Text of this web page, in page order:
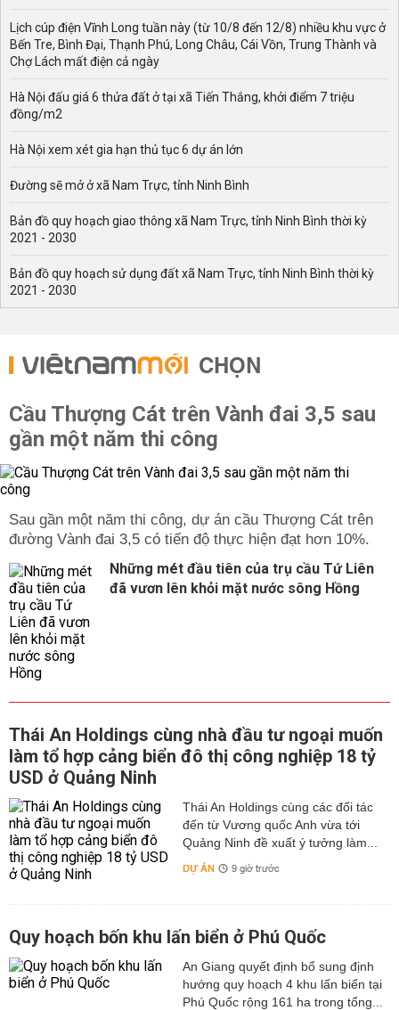
Lịch cúp điện Vĩnh Long tuần này (từ 10/8 đến 12/8) nhiều khu vực ở
Bến Tre, Bình Đại, Thạnh Phú, Long Châu, Cái Vồn, Trung Thành và
Chợ Lách mất điện cả ngày
Hà Nội đấu giá 6 thửa đất ở tại xã Tiến Thắng, khởi điểm 7 triệu
đồng/m2
Hà Nội xem xét gia hạn thủ tục 6 dự án lớn
Đường sẽ mở ở xã Nam Trực, tỉnh Ninh Bình
Bản đồ quy hoạch giao thông xã Nam Trực, tỉnh Ninh Bình thời kỳ
2021 - 2030
Bản đồ quy hoạch sử dụng đất xã Nam Trực, tỉnh Ninh Bình thời kỳ
2021 - 2030
CHỌN
Cầu Thượng Cát trên Vành đai 3,5 sau
gần một năm thi công
Sau gần một năm thi công, dự án cầu Thượng Cát trên
đường Vành đai 3,5 có tiến độ thực hiện đạt hơn 10%.
Những mét đầu tiên của trụ cầu Tứ Liên
đã vươn lên khỏi mặt nước sông Hồng
Thái An Holdings cùng nhà đầu tư ngoại muốn
làm tổ hợp cảng biển đô thị công nghiệp 18 tỷ
USD ở Quảng Ninh
Thái An Holdings cùng các đối tác
đến từ Vương quốc Anh vừa tới
Quảng Ninh đề xuất ý tưởng làm...
DỰ ÁN 9 giờ trước
Quy hoạch bốn khu lấn biển ở Phú Quốc
An Giang quyết định bổ sung định
hướng quy hoạch 4 khu lấn biển tại
Phú Quốc rộng 161 ha trong tổng...